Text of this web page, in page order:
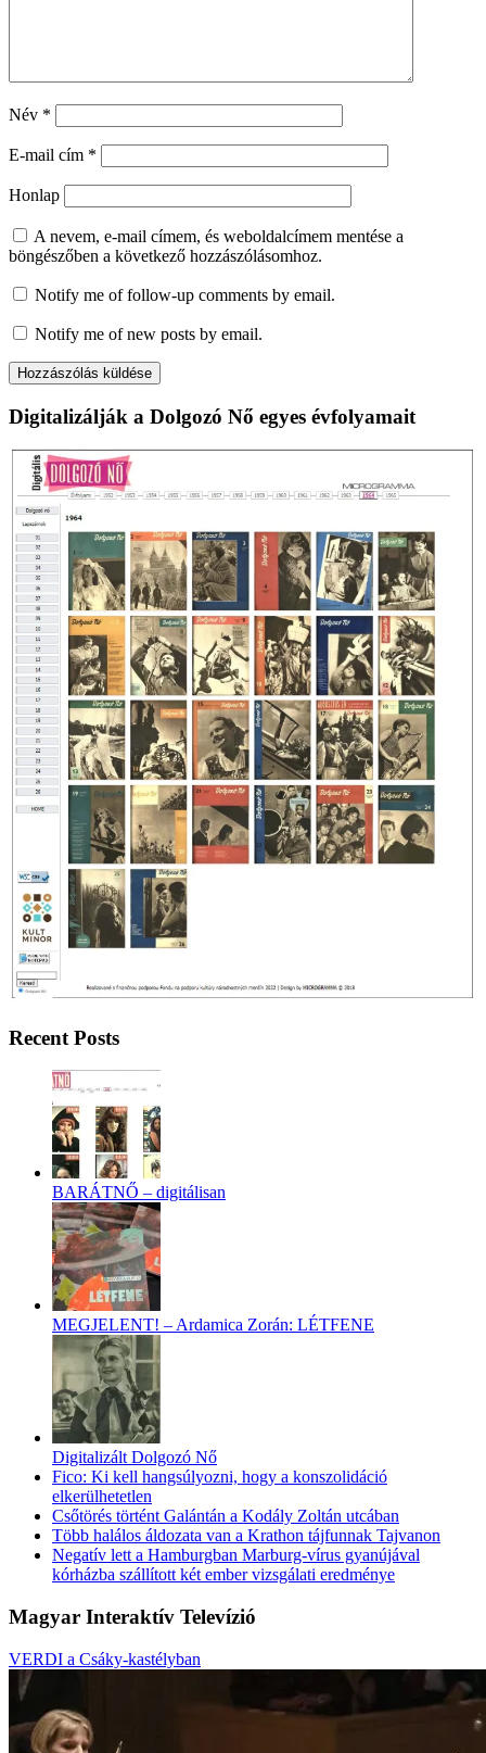
Név *
E-mail cím *
Honlap
A nevem, e-mail címem, és weboldalcímem mentése a
böngészőben a következő hozzászólásomhoz.
Notify me of follow-up comments by email.
Notify me of new posts by email.
Digitalizálják a Dolgozó Nő egyes évfolyamait
Recent Posts
BARÁTNŐ – digitálisan
MEGJELENT! – Ardamica Zorán: LÉTFENE
Digitalizált Dolgozó Nő
Fico: Ki kell hangsúlyozni, hogy a konszolidáció
elkerülhetetlen
Csőtörés történt Galántán a Kodály Zoltán utcában
Több halálos áldozata van a Krathon tájfunnak Tajvanon
Negatív lett a Hamburgban Marburg-vírus gyanújával
kórházba szállított két ember vizsgálati eredménye
Magyar Interaktív Televízió
VERDI a Csáky-kastélyban